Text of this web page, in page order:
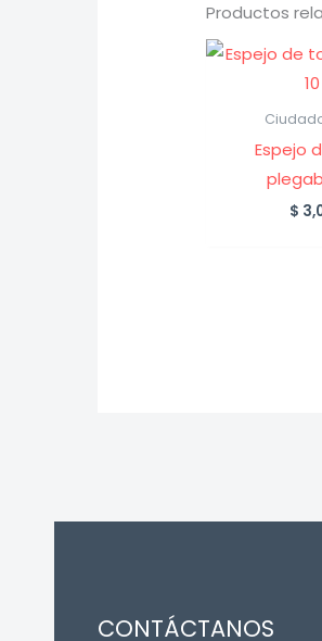
Productos
Espejo
$
CONTÁCTANOS